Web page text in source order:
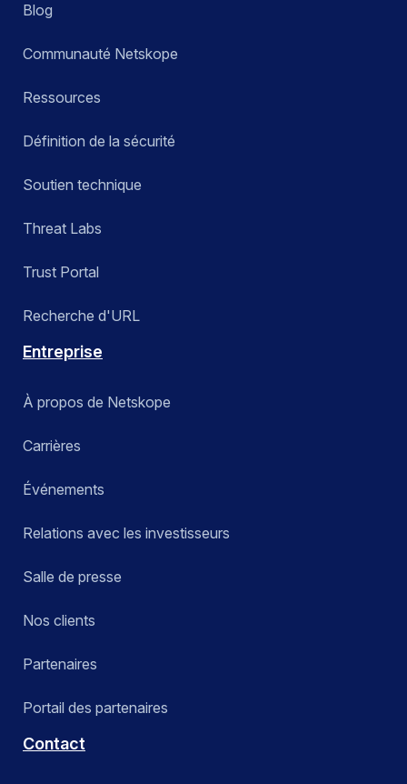
Blog
Communauté Netskope
Ressources
Définition de la sécurité
Soutien technique
Threat Labs
Trust Portal
Recherche d'URL
Entreprise
À propos de Netskope
Carrières
Événements
Relations avec les investisseurs
Salle de presse
Nos clients
Partenaires
Portail des partenaires
Contact